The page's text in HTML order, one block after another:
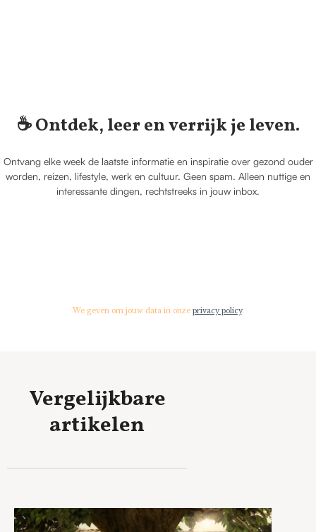
☕️ Ontdek, leer en verrijk je leven.
Ontvang elke week de laatste informatie en inspiratie over gezond ouder
worden, reizen, lifestyle, werk en cultuur. Geen spam. Alleen nuttige en
interessante dingen, rechtstreeks in jouw inbox.
We geven om jouw data in onze privacy policy.
Vergelijkbare
artikelen